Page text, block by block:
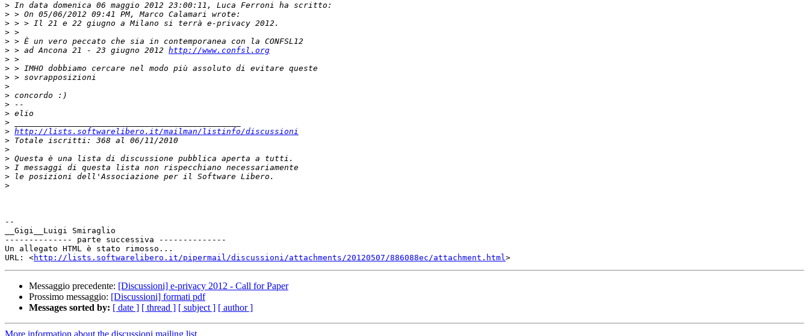
>
>
>
>
>
> > ad Ancona 21 - 23 giugno 2012 http://www.confsl.org
>
>
>
>
>
>
>
>
> http://lists.softwarelibero.it/mailman/listinfo/discussioni
>
>
>
>
>
>
--
__Gigi__Luigi Smiraglio
-------------- parte successiva --------------
Un allegato HTML è stato rimosso...
URL: <http://lists.softwarelibero.it/pipermail/discussioni/attachments/20120507/886088ec/attachment.html
Messaggio precedente: [Discussioni] e-privacy 2012 - Call for Paper
Prossimo messaggio: [Discussioni] formati pdf
Messages sorted by: [ date ] [ thread ] [ subject ] [ author ]